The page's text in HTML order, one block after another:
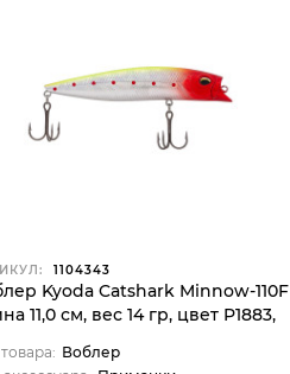
1104343
Kyoda Catshark Minnow-110F
11,0 см, вес 14 гр, цвет P1883,
Воблер